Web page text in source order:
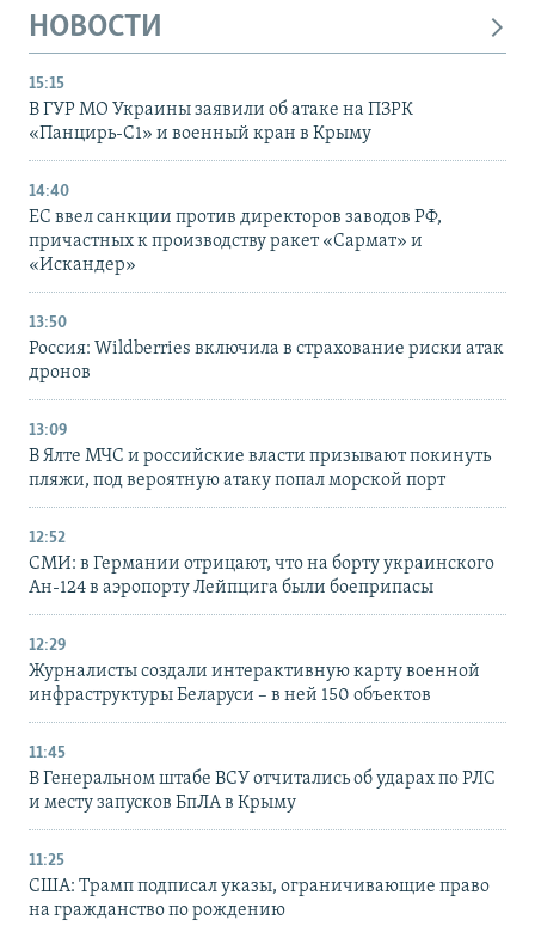
НОВОСТИ
15:15
В ГУР МО Украины заявили об атаке на ПЗРК
«Панцирь-С1» и военный кран в Крыму
14:40
ЕС ввел санкции против директоров заводов РФ,
причастных к производству ракет «Сармат» и
«Искандер»
13:50
Россия: Wildberries включила в страхование риски атак
дронов
13:09
В Ялте МЧС и российские власти призывают покинуть
пляжи, под вероятную атаку попал морской порт
12:52
СМИ: в Германии отрицают, что на борту украинского
Ан-124 в аэропорту Лейпцига были боеприпасы
12:29
Журналисты создали интерактивную карту военной
инфраструктуры Беларуси – в ней 150 объектов
11:45
В Генеральном штабе ВСУ отчитались об ударах по РЛС
и месту запусков БпЛА в Крыму
11:25
США: Трамп подписал указы, ограничивающие право
на гражданство по рождению